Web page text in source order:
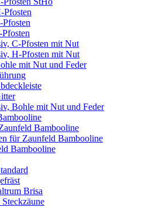
Pfosten
C-Pfosten mit Nut
H-Pfosten mit Nut
mit Nut und Feder
Bohle mit Nut und Feder
Bambooline
für Zaunfeld Bambooline
Bambooline
Brisa